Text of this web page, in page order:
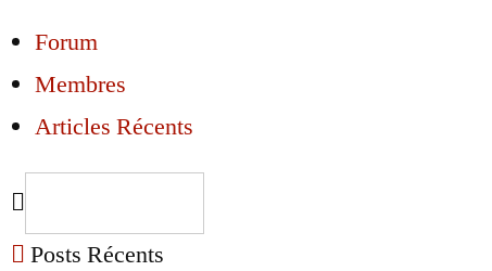
Forum
Membres
Articles Récents
Posts Récents